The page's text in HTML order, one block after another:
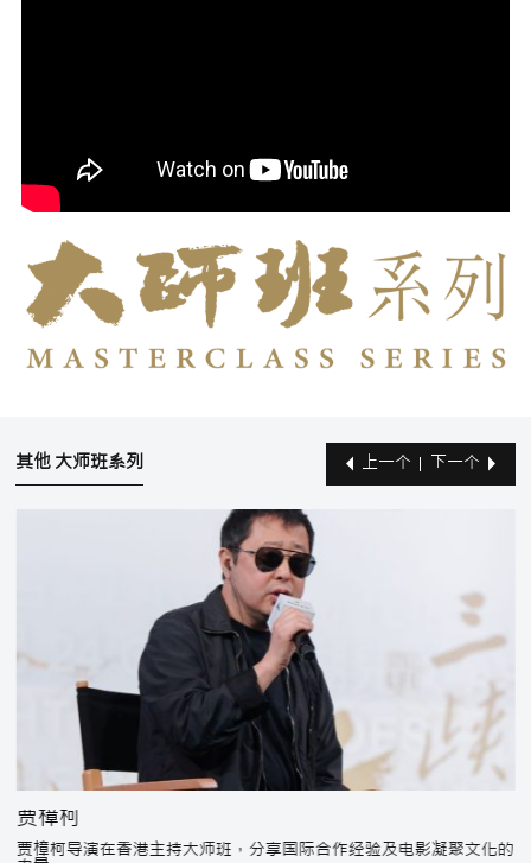
其他 大师班系列
贾樟柯
贾樟柯导演在香港主持大师班，分享国际合作经验及电影凝聚文化的
上一个 下一个